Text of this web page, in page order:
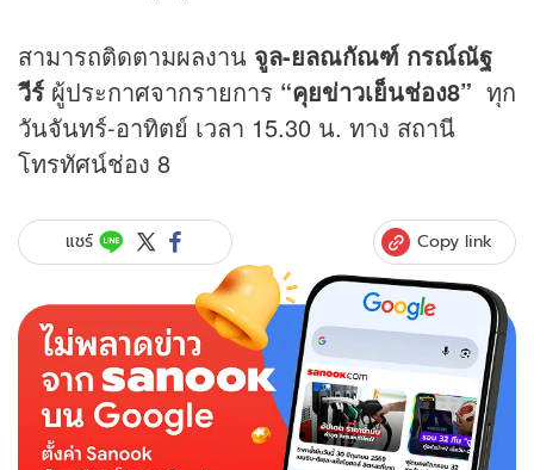
สามารถติดตามผลงาน จูล-ยลณกัณฑ์ กรณ์ณัฐ
วีร์ ผู้ประกาศจากรายการ “คุยข่าวเย็นช่อง8” ทุก
วันจันทร์-อาทิตย์ เวลา 15.30 น. ทาง สถานี
โทรทัศน์ช่อง 8
แชร์ Copy link